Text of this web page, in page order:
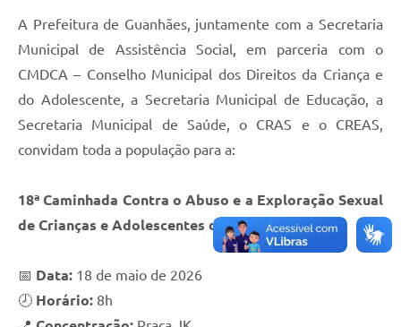
A Prefeitura de Guanhães, juntamente com a Secretaria
Municipal de Assistência Social, em parceria com o
CMDCA – Conselho Municipal dos Direitos da Criança e
do Adolescente, a Secretaria Municipal de Educação, a
Secretaria Municipal de Saúde, o CRAS e o CREAS,
convidam toda a população para a:
18ª Caminhada Contra o Abuso e a Exploração Sexual
de Crianças e Adolescentes de Guanhães
📅 Data: 18 de maio de 2026
🕗 Horário: 8h